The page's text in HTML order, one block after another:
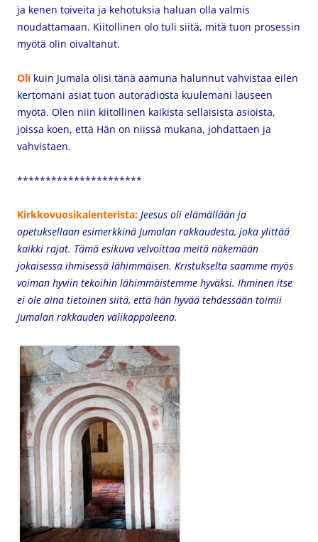
ja kenen toiveita ja kehotuksia haluan olla valmis
noudattamaan. Kiitollinen olo tuli siitä, mitä tuon prosessin
myötä olin oivaltanut.
Oli kuin Jumala olisi tänä aamuna halunnut vahvistaa eilen
kertomani asiat tuon autoradiosta kuulemani lauseen
myötä. Olen niin kiitollinen kaikista sellaisista asioista,
joissa koen, että Hän on niissä mukana, johdattaen ja
vahvistaen.
**********************
Kirkkovuosikalenterista: Jeesus oli elämällään ja
opetuksellaan esimerkkinä Jumalan rakkaudesta, joka ylittää
kaikki rajat. Tämä esikuva velvoittaa meitä näkemään
jokaisessa ihmisessä lähimmäisen. Kristukselta saamme myös
voiman hyviin tekoihin lähimmäistemme hyväksi. Ihminen itse
ei ole aina tietoinen siitä, että hän hyvää tehdessään toimii
Jumalan rakkauden välikappaleena.